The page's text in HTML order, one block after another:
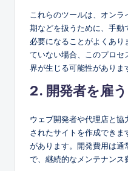
これらのツールは、オン
期などを扱うために、手
必要になることがよくあ
ていない場合、このプロセ
界が生じる可能性がありま
2. 開発者を雇う
ウェブ開発者や代理店と
されたサイトを作成でき
があります。開発費用は
で、継続的なメンテナンス